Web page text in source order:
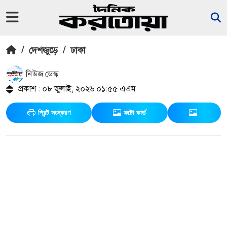
/ দেশজুড়ে / ঢাকা
নিউজ ডেস্ক
প্রকাশ : ০৮ জুলাই, ২০২৬ ০১:৫৫ এএম
প্রিন্ট সংস্করণ ফটো কার্ড